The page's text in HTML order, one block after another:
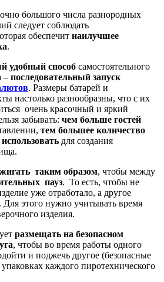
большого числа разнородных
следует соблюдать
обеспечит наилучшее
.
удобный способ самостоятельного
– последовательный запуск
. Размеры батарей и
настолько разнообразны, что с их
очень красочный и яркий
забывать: чем больше гостей
тем большее количество
для создания
таким образом, чтобы между
пауз. То есть, чтобы не
уже отработало, а другое
Для этого нужно учитывать время
изделия.
размещать на безопасном
, чтобы во время работы одного
и поджечь другое (безопасные
каждого пиротехнического